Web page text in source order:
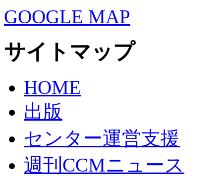
GOOGLE MAP
サイトマップ
HOME
出版
センター運営支援
週刊CCMニュース